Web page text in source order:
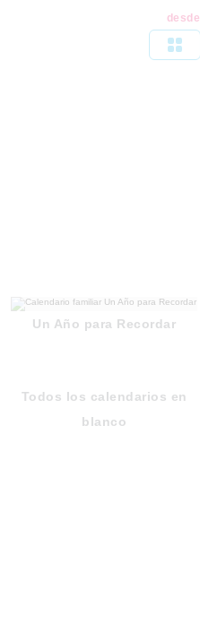
desde
Un Año para Recordar
Todos los calendarios en
blanco